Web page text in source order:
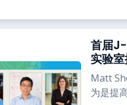
首届J-
实验
Matt
为是提